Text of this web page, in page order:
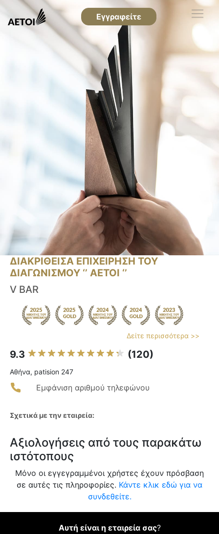
Εγγραφείτε
ΔΙΑΚΡΙΘΕΙΣΑ ΕΠΙΧΕΙΡΗΣΗ ΤΟΥ
ΔΙΑΓΩΝΙΣΜΟΥ ‘’ ΑΕΤΟΙ ‘’
V BAR
Δείτε περισσότερα >>
9.3 (120)
Αθήνα, patision 247
Εμφάνιση αριθμού τηλεφώνου
Σχετικά με την εταιρεία:
Αξιολογήσεις από τους παρακάτω
ιστότοπους
Μόνο οι εγγεγραμμένοι χρήστες έχουν πρόσβαση
σε αυτές τις πληροφορίες. Κάντε κλικ εδώ για να
συνδεθείτε.
Αυτή είναι η εταιρεία σας?